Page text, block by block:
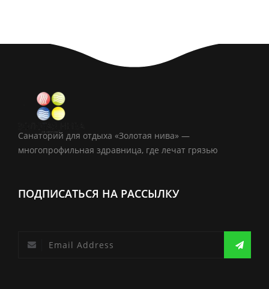
Санаторий для отдыха «Золотая нива» —
многопрофильная здравница, где лечат грязью
ПОДПИСАТЬСЯ НА РАССЫЛКУ